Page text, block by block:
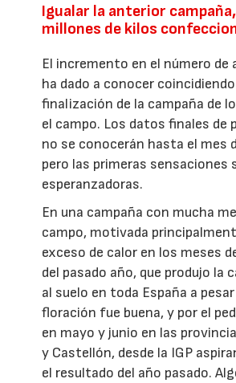
Igualar la anterior
millones de kilos
El incremento en el número de
ha dado a conocer
finalización de la campaña de
el campo. Los datos finales de
no se conocerán hasta el mes
pero las primeras sensaciones
esperanzadoras.
En una campaña con mucha
campo, motivada
exceso de calor en los meses
del pasado año, que produjo la
al suelo en toda España a pesar
floración fue buena, y por el
en mayo y junio en las
y Castellón, desde la IGP
el resultado del año pasado.